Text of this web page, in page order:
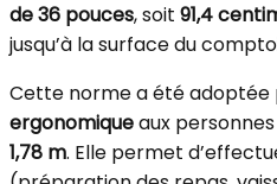
de 36 pouces, soit 91,4
jusqu’à la surface du
Cette norme a été adoptée
ergonomiqueaux
1,78 m. Elle permet